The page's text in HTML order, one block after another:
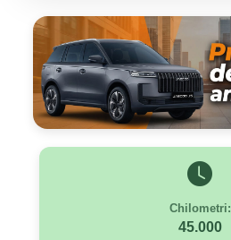
Chilometri:
45.000